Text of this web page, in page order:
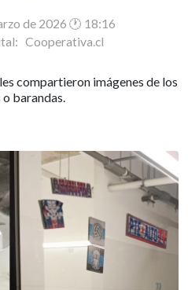
de 2026 🕐 18:16
Cooperativa.cl
compartieron imágenes de los
barandas.